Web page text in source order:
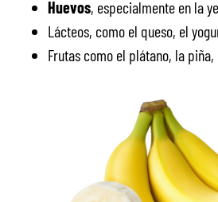
Huevos, especialmente en la
Lácteos, como el queso, el
Frutas como el plátano, la